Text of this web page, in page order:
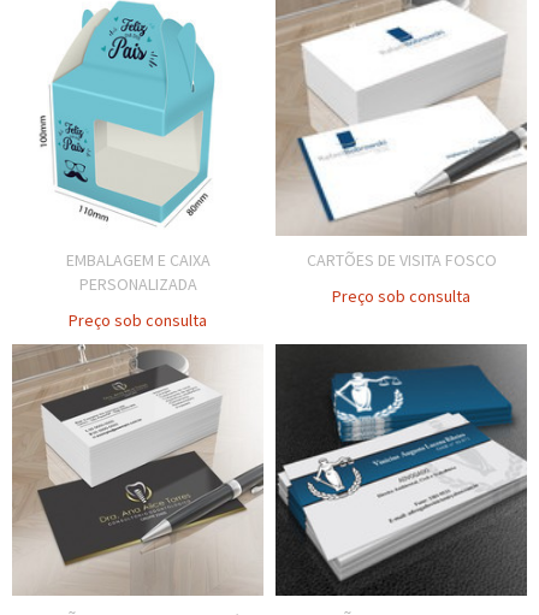
EMBALAGEM E CAIXA
PERSONALIZADA
Preço sob consulta
CARTÕES DE VISITA FOSCO
Preço sob consulta